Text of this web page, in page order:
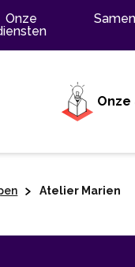
Onze
Onze
Atelier Marien